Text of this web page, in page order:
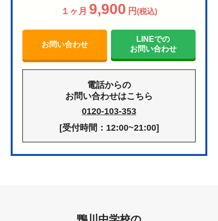
１ヶ月 9,900 円(税込)
お問い合わせ
LINEでの
お問い合わせ
電話からの
お問い合わせはこちら
0120-103-353
[受付時間：12:00~21:00]